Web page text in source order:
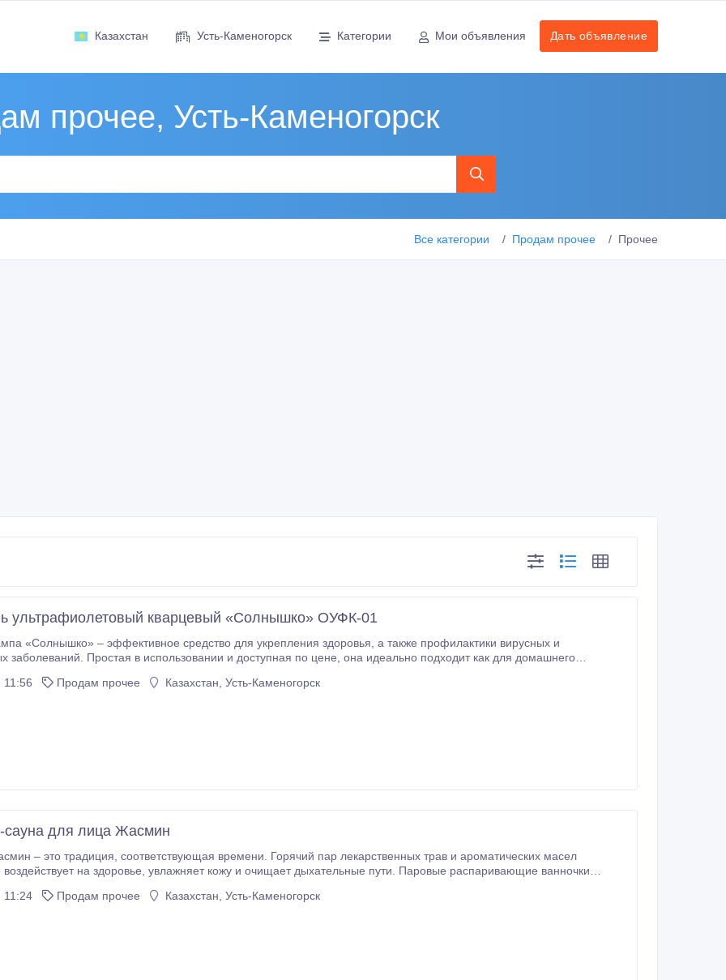
Казахстан Усть-Каменогорск Категории Мои объявления Дать объявление
прочее, Усть-Каменогорск
Все категории Продам прочее Прочее
ультрафиолетовый кварцевый «Солнышко» ОУФК-01
– эффективное средство для укрепления здоровья, а также профилактики вирусных и
по цене, она идеально подходит как для домашнего
11:56 Продам прочее Казахстан, Усть-Каменогорск
сауна для лица Жасмин
времени. Горячий пар лекарственных трав и ароматических масел
кожу и очищает дыхательные пути. Паровые распаривающие ванночки
кровообращение и
11:24 Продам прочее Казахстан, Усть-Каменогорск